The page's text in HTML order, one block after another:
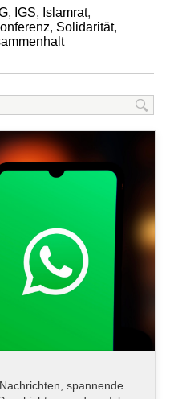
, IGS, Islamrat,
, Solidarität,
spannende